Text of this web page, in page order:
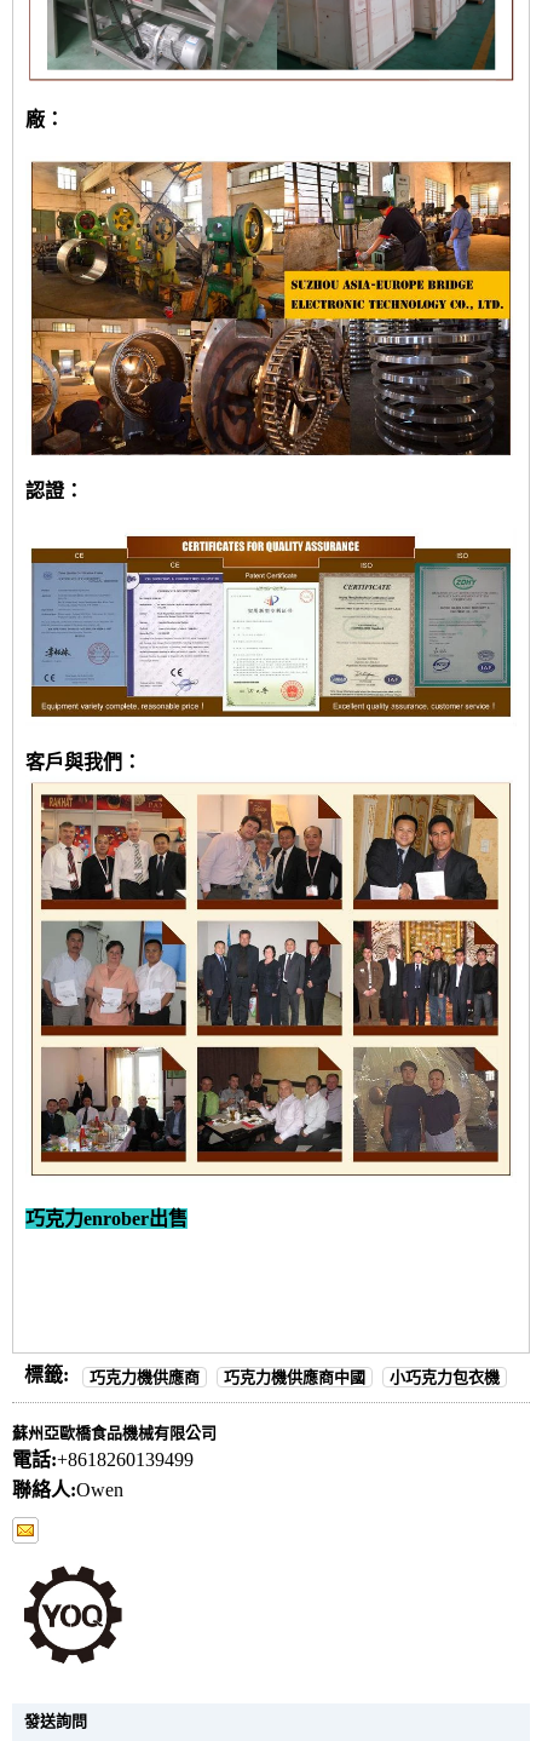
廠：
認證：
客戶與我們：
巧克力enrober出售
標籤: 巧克力機供應商 巧克力機供應商中國 小巧克力包衣機
蘇州亞歐橋食品機械有限公司
電話:+8618260139499
聯絡人:Owen
發送詢問